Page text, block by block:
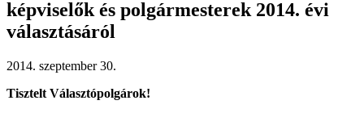
képviselők és polgármesterek 2014. évi
választásáról
2014. szeptember 30.
Tisztelt Választópolgárok!